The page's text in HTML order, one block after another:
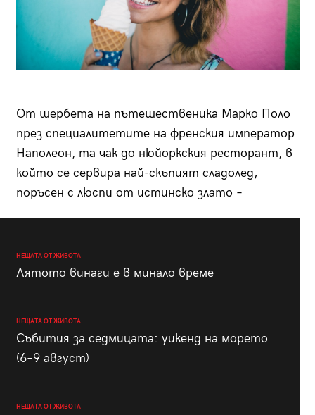
От шербета на пътешественика Марко Поло
през специалитетите на френския император
Наполеон, та чак до нюйоркския ресторант, в
който се сервира най-скъ­пият сладолед,
поръсен с люспи от истинско злато –
НЕЩАТА ОТ ЖИВОТА
Лятото винаги е в минало време
НЕЩАТА ОТ ЖИВОТА
Събития за седмицата: уикенд на морето
(6–9 август)
НЕЩАТА ОТ ЖИВОТА